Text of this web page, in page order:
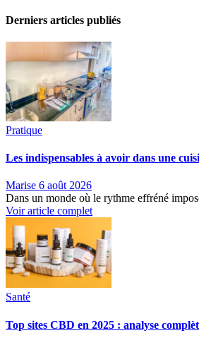
Derniers articles publiés
Pratique
Les indispensables à avoir dans une
Marise 6 août 2026
Dans un monde où le rythme effréné
Voir article complet
Santé
Top sites CBD en 2025 : analyse